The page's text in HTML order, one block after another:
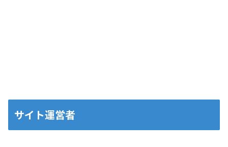
サイト運営者